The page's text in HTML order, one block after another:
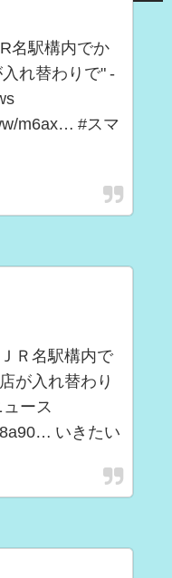
名駅構内でか
れ替わりで" -
m6ax… #スマ
Ｒ名駅構内で
が入れ替わり
ース
いきたい